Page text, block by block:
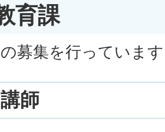
育課
募集を行っていま
師